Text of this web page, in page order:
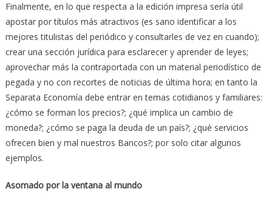
Finalmente, en lo que respecta a la edición impresa sería útil
apostar por títulos más atractivos (es sano identificar a los
mejores titulistas del periódico y consultarles de vez en cuando);
crear una sección jurídica para esclarecer y aprender de leyes;
aprovechar más la contraportada con un material periodístico de
pegada y no con recortes de noticias de última hora; en tanto la
Separata Economía debe entrar en temas cotidianos y familiares:
¿cómo se forman los precios?; ¿qué implica un cambio de
moneda?; ¿cómo se paga la deuda de un país?; ¿qué servicios
ofrecen bien y mal nuestros Bancos?; por solo citar algunos
ejemplos.
Asomado por la ventana al mundo